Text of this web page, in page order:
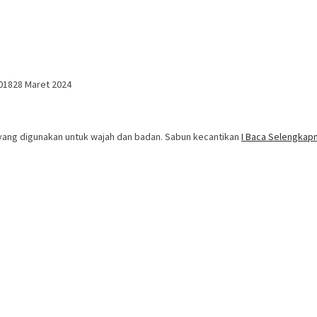
28 Maret 2024
digunakan untuk wajah dan badan. Sabun kecantikan I Baca